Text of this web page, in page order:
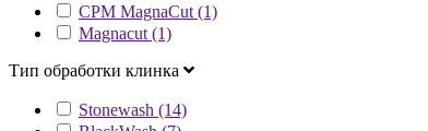
CPM MagnaCut (1)
Magnacut (1)
Тип обработки клинка
Stonewash (14)